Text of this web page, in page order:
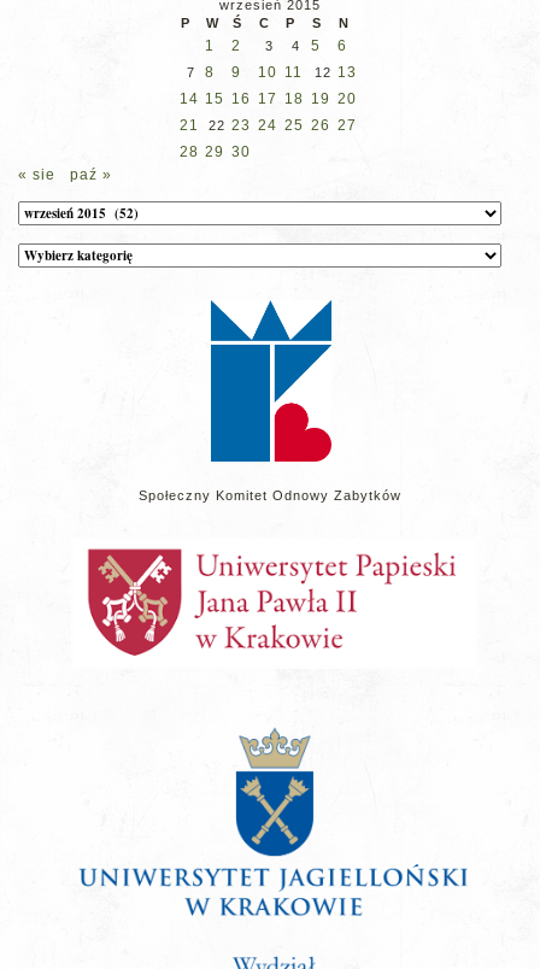
wrzesień 2015
P
W Ś C P S N
1 2 3 4 5 6
7 8 9 10 11 12 13
14 15 16 17 18 19 20
21
22 23 24 25 26 27
28 29 30
« sie
paź »
Archiwum
Kategorie
wpisów
Społeczny Komitet Odnowy Zabytków